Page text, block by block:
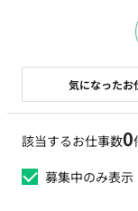
該当するお仕事数0
募集中のみ表示
気になったお